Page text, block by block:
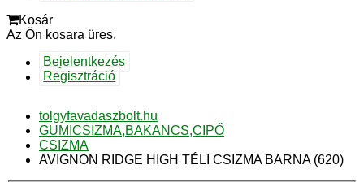
Kosár
Az Ön kosara üres.
Bejelentkezés
Regisztráció
tolgyfavadaszbolt.hu
GUMICSIZMA,BAKANCS,CIPŐ
CSIZMA
AVIGNON RIDGE HIGH TÉLI CSIZMA BARNA (620)